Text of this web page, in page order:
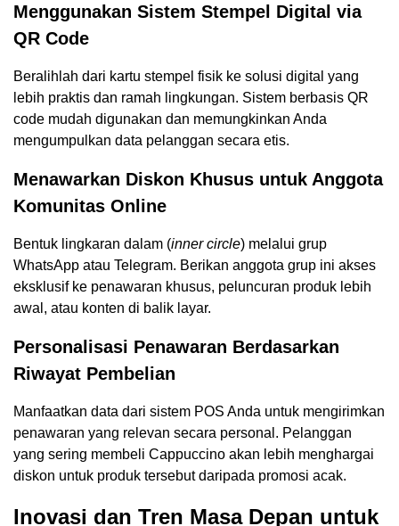
Menggunakan Sistem Stempel Digital via
QR Code
Beralihlah dari kartu stempel fisik ke solusi digital yang
lebih praktis dan ramah lingkungan. Sistem berbasis QR
code mudah digunakan dan memungkinkan Anda
mengumpulkan data pelanggan secara etis.
Menawarkan Diskon Khusus untuk Anggota
Komunitas Online
Bentuk lingkaran dalam (inner circle) melalui grup
WhatsApp atau Telegram. Berikan anggota grup ini akses
eksklusif ke penawaran khusus, peluncuran produk lebih
awal, atau konten di balik layar.
Personalisasi Penawaran Berdasarkan
Riwayat Pembelian
Manfaatkan data dari sistem POS Anda untuk mengirimkan
penawaran yang relevan secara personal. Pelanggan
yang sering membeli Cappuccino akan lebih menghargai
diskon untuk produk tersebut daripada promosi acak.
Inovasi dan Tren Masa Depan untuk